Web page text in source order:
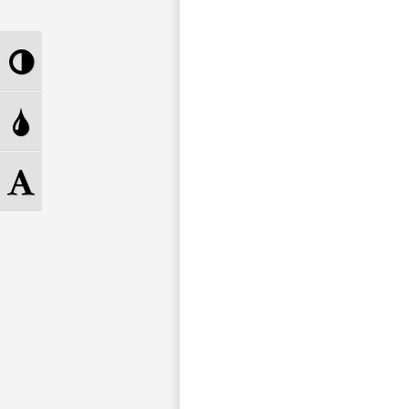
Toggle
High
Contrast
Toggle
Grayscale
Toggle
Font